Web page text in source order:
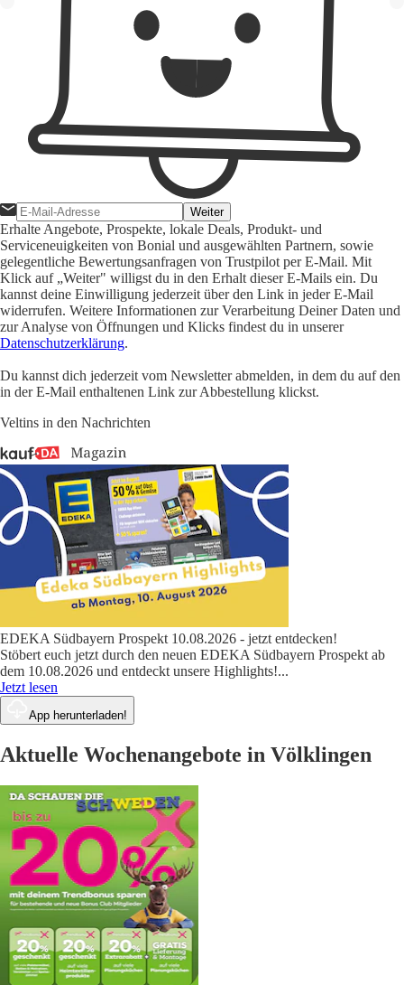
Weiter
Erhalte Angebote, Prospekte, lokale Deals, Produkt- und
Serviceneuigkeiten von Bonial und ausgewählten Partnern, sowie
gelegentliche Bewertungsanfragen von Trustpilot per E-Mail. Mit
Klick auf „Weiter" willigst du in den Erhalt dieser E-Mails ein. Du
kannst deine Einwilligung jederzeit über den Link in jeder E-Mail
widerrufen. Weitere Informationen zur Verarbeitung Deiner Daten und
zur Analyse von Öffnungen und Klicks findest du in unserer
Datenschutzerklärung.
Du kannst dich jederzeit vom Newsletter abmelden, in dem du auf den
in der E-Mail enthaltenen Link zur Abbestellung klickst.
Veltins in den Nachrichten
EDEKA Südbayern Prospekt 10.08.2026 - jetzt entdecken!
Stöbert euch jetzt durch den neuen EDEKA Südbayern Prospekt ab
dem 10.08.2026 und entdeckt unsere Highlights!...
Jetzt lesen
App herunterladen!
Aktuelle Wochenangebote in Völklingen